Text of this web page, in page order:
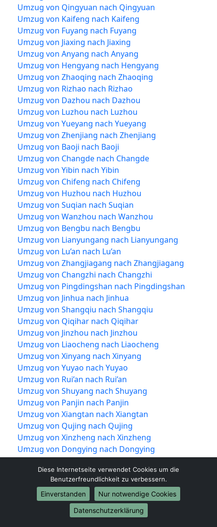
Umzug von Qingyuan nach Qingyuan
Umzug von Kaifeng nach Kaifeng
Umzug von Fuyang nach Fuyang
Umzug von Jiaxing nach Jiaxing
Umzug von Anyang nach Anyang
Umzug von Hengyang nach Hengyang
Umzug von Zhaoqing nach Zhaoqing
Umzug von Rizhao nach Rizhao
Umzug von Dazhou nach Dazhou
Umzug von Luzhou nach Luzhou
Umzug von Yueyang nach Yueyang
Umzug von Zhenjiang nach Zhenjiang
Umzug von Baoji nach Baoji
Umzug von Changde nach Changde
Umzug von Yibin nach Yibin
Umzug von Chifeng nach Chifeng
Umzug von Huzhou nach Huzhou
Umzug von Suqian nach Suqian
Umzug von Wanzhou nach Wanzhou
Umzug von Bengbu nach Bengbu
Umzug von Lianyungang nach Lianyungang
Umzug von Lu’an nach Lu’an
Umzug von Zhangjiagang nach Zhangjiagang
Umzug von Changzhi nach Changzhi
Umzug von Pingdingshan nach Pingdingshan
Umzug von Jinhua nach Jinhua
Umzug von Shangqiu nach Shangqiu
Umzug von Qiqihar nach Qiqihar
Umzug von Jinzhou nach Jinzhou
Umzug von Liaocheng nach Liaocheng
Umzug von Xinyang nach Xinyang
Umzug von Yuyao nach Yuyao
Umzug von Rui’an nach Rui’an
Umzug von Shuyang nach Shuyang
Umzug von Panjin nach Panjin
Umzug von Xiangtan nach Xiangtan
Umzug von Qujing nach Qujing
Umzug von Xinzheng nach Xinzheng
Umzug von Dongying nach Dongying
Umzug von Jiujiang nach Jiujiang
Umzug von Shiyan nach Shiyan
Umzug von Jīngzhōu nach Jīngzhōu
Umzug von Yueqing nach Yueqing
Umzug von Tengzhou nach Tengzhou
Umzug von Nan’an nach Nan’an
Diese Internetseite verwendet Cookies um die
Benutzerfreundlichkeit zu verbessern.
Einverstanden
Nur notwendige Cookies
Datenschutzerklärung